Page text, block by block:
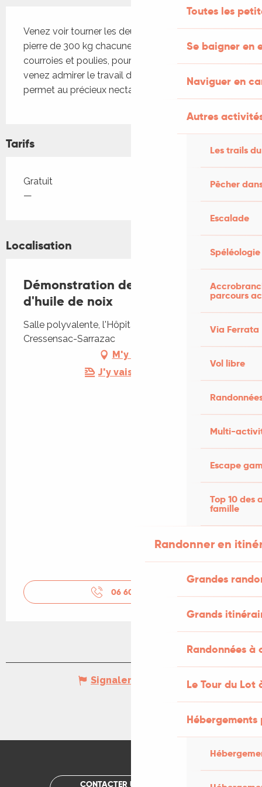
Toutes les
Se baigner en
Naviguer en
Autres
Les trails
Pêcher
Escalade
Spéléologie
parcours
Via Ferrata
Vol libre
Multi-
Escape
Top 10 des
famille
Randonner en
Grandes
Grands
Randonnées
Le Tour du Lot
Venez voir tourner les deux meules ancestrales en
pierre de 300 kg chacune, entrainées par un jeu de
courroies et poulies, pour broyer les cerneaux,
venez admirer le travail de la presse manuelle qui
permet au précieux nectar blond de s’écouler...
Tarifs
Tarifs 2026
Gratuit
—
Localisation
Démonstration de fabrication
d'huile de noix
Salle polyvalente, l'Hôpital-Saint-Jean, 46600
Cressensac-Sarrazac
M'y rendre
J'y vais en train !
06 60 46 31
Signaler une erreur
CONTACTER UN OFFICE DE